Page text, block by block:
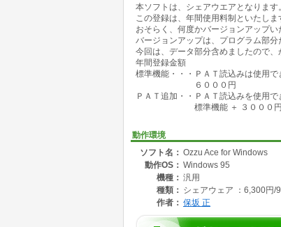
続けて解凍したい場合は、繰り返
最後に、「データ追加」ボタンを押
２）成績データ読込み
[9] 日別（３場分一括）を指定して
[6] 成績＋票数 を指定して下さい
ダウンロードファイル名は、
「解凍」ボタンを押します。解凍シ
参照ボタンを押して、JRA-VAN ダ
解凍ボタンを押してください。解
続けて解凍したい場合は、繰り返
成績データは、必ず読込んで下さい
アップロードしますので、そのデー
本ソフトは、シェアウエアとなります
この登録は、年間使用料制といたしま
おそらく、何度かバージョンアップ
バージョンアップは、プログラム部分
今回は、データ部分含めましたので、
年間登録金額
標準機能・・・ＰＡＴ読込みは使用で
６０００円
ＰＡＴ追加・・ＰＡＴ読込みを使用で
標準機能 ＋ ３０００円
動作環境
ソフト名： Ozzu Ace for Windows
動作OS： Windows 95
機種： 汎用
種類： シェアウェア ：6,300円/
作者： 保坂 正